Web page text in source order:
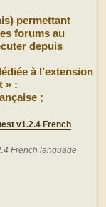
permettant
forums au
depuis
à l’extension
» :
;
v1.2.4 French
French language